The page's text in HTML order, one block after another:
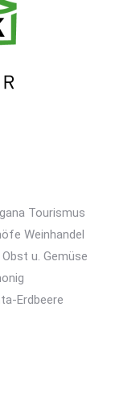
Tourismus
Weinhandel
Obst u. Gemüse
Erdbeere